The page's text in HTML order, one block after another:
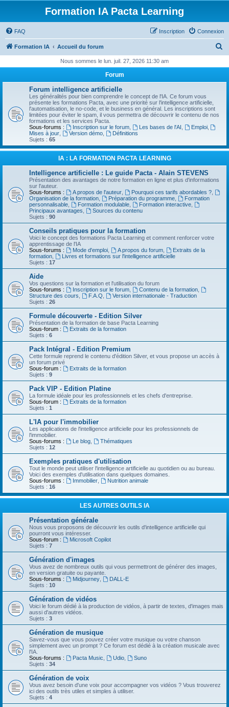
Formation IA Pacta Learning
FAQ Connexion
Inscription
Formation IA Accueil du forum
h
e
Nous sommes le lun. juil. 27, 2026 11:30 am
Forum
Forum intelligence artificielle
Les généralités pour bien comprendre le concept de l'IA. Ce forum vous
présente les formations Pacta, avec une priorité sur l'intelligence artificielle,
l'automatisation, le no-code, et le business en général. Les inscriptions sont
limitées pour éviter le spam, il vous permettra de découvrir le contenu de nos
formations et les services Pacta.
Sous-forums :
Inscription sur le forum, Les bases de l'AI Emploi,
Mises à jour
Version démo,
Définitions
Sujets : 65
IA : LA FORMATION PACTA LEARNING
Intelligence artificielle : Le guide Pacta - Alain STEVENS
Présentation des avantages de notre formation en ligne et plus d'informations
sur l'auteur.
Sous-forums :
A propos de l'auteur, Pourquoi ces tarifs abordables ?,
Organisation de la formation
Préparation du programme,
Formation
personnalisable
Formation modulable, Formation interactive,
Principaux avantages
Sources du contenu
Sujets : 90
Conseils pratiques pour la formation
Voici le concept des formations Pacta Learning et comment renforcer votre
apprentissage de l'IA
Sous-forums :
Mode d'emploi, A propos du forum,
Extraits de la
formation
Livres et formations sur l'intelligence artificielle
Sujets : 17
Aide
Vos questions sur la formation et l'utilisation du forum
Sous-forums :
Inscription sur le forum, Contenu de la formation,
Structure des cours
F.A.Q
Version internationale - Traduction
Sujets : 26
Formule découverte - Edition Silver
Présentation de la formation de base Pacta Learning
Sous-forum :
Extraits de la formation
Sujets : 6
Pack Intégral - Edition Premium
Cette formule reprend le contenu d'édition Silver, et vous propose un accès à
un forum privé
Sous-forum :
Extraits de la formation
Sujets : 9
Pack VIP - Edition Platine
La formule idéale pour les professionnels et les chefs d'entreprise.
Sous-forum :
Extraits de la formation
Sujets : 1
L'IA pour l'immobilier
Les applications de l'intelligence artificielle pour les professionnels de
l'immobilier.
Sous-forums :
Le blog,
Thématiques
Sujets : 12
Exemples pratiques d'utilisation
Tout le monde peut utiliser l'intelligence artificielle au quotidien ou au bureau.
Voici des exemples d'utilisation dans quelques domaines.
Sous-forums :
Immobilier,
Nutrition animale
Sujets : 16
LES AUTRES OUTILS IA
Présentation générale
Nous vous proposons de découvrir les outils d'intelligence artificielle qui
pourront vous intéresser.
Sous-forum :
Microsoft Copilot
Sujets : 7
Génération d'images
Vous avez de nombreux outils qui vous permettront de générer des images,
en version gratuite ou payante.
Sous-forums :
Midjourney,
DALL-E
Sujets : 10
Génération de vidéos
Voici le forum dédié à la production de vidéos, à partir de textes, d'images mais
aussi d'autres vidéos.
Sujets : 3
Génération de musique
Savez-vous que vous pouvez créer votre musique ou votre chanson
simplement avec un prompt ? Ce forum est dédié à la création musicale avec
l'IA.
Sous-forums :
Pacta Music Udio,
Suno
Sujets : 34
Génération de voix
Vous avez besoin d'une voix pour accompagner vos vidéos ? Vous trouverez
ici des outils très utiles et simples à utiliser.
Sujets : 4